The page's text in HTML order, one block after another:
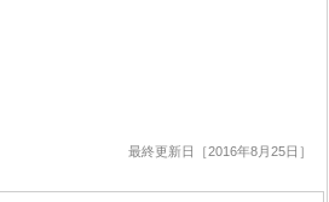
最終更新日［2016年8月25日］